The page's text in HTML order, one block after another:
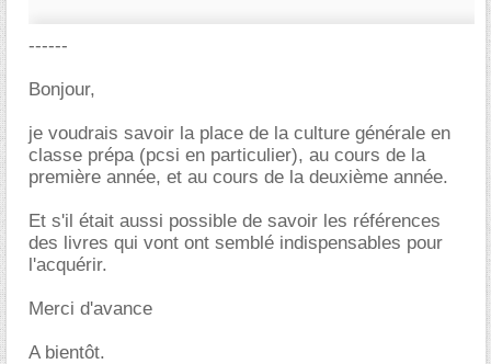
------
Bonjour,
je voudrais savoir la place de la culture générale en
classe prépa (pcsi en particulier), au cours de la
première année, et au cours de la deuxième année.
Et s'il était aussi possible de savoir les références
des livres qui vont ont semblé indispensables pour
l'acquérir.
Merci d'avance
A bientôt.